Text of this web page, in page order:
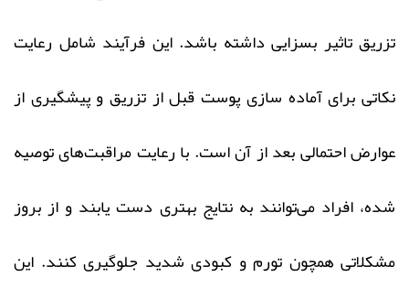
تزریق تاثیر بسزایی داشته باشد. این فرآیند شامل رعایت
نکاتی برای آماده‌ سازی پوست قبل از تزریق و پیشگیری از
عوارض احتمالی بعد از آن است. با رعایت مراقبت‌های توصیه‌
شده، افراد می‌توانند به نتایج بهتری دست یابند و از بروز
مشکلاتی همچون تورم و کبودی شدید جلوگیری کنند. این